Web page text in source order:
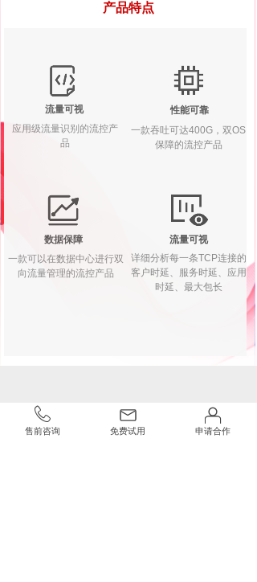
流量可视
详细分析每一条TCP连接的
客户时延、服务时延、应用
时延、最大包长
产品特点
性能可靠
一款吞吐可达400G，双OS
保障的流控产品
数据保障
一款可以在数据中心进行双
向流量管理的流控产品
流量可视
应用级流量识别的流控产
品
联系我们
售前咨询 免费试用 申请合作